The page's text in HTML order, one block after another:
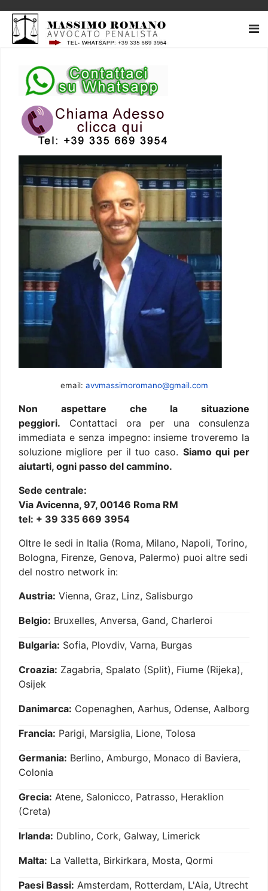
email: avvmassimoromano@gmail.com
Non aspettare che la situazione
peggiori. Contattaci ora per una consulenza
immediata e senza impegno: insieme troveremo la
soluzione migliore per il tuo caso. Siamo qui per
aiutarti, ogni passo del cammino.
Sede centrale:
Via Avicenna, 97, 00146 Roma RM
tel: + 39 335 669 3954
Oltre le sedi in Italia (Roma, Milano, Napoli, Torino,
Bologna, Firenze, Genova, Palermo) puoi altre sedi
del nostro network in:
Austria: Vienna, Graz, Linz, Salisburgo
Belgio: Bruxelles, Anversa, Gand, Charleroi
Bulgaria: Sofia, Plovdiv, Varna, Burgas
Croazia: Zagabria, Spalato (Split), Fiume (Rijeka),
Osijek
Danimarca: Copenaghen, Aarhus, Odense, Aalborg
Francia: Parigi, Marsiglia, Lione, Tolosa
Germania: Berlino, Amburgo, Monaco di Baviera,
Colonia
Grecia: Atene, Salonicco, Patrasso, Heraklion
(Creta)
Irlanda: Dublino, Cork, Galway, Limerick
Malta: La Valletta, Birkirkara, Mosta, Qormi
Paesi Bassi: Amsterdam, Rotterdam, L'Aia, Utrecht